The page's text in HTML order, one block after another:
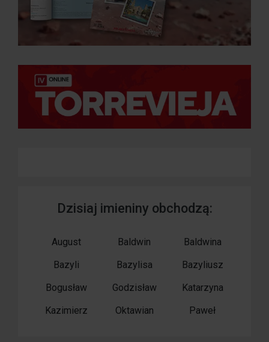
Dzisiaj imieniny obchodzą:
August Baldwin
Baldwina
Bazyli
Bazylisa
Bazyliusz
Bogusław
Godzisław
Katarzyna
Kazimierz
Oktawian Paweł